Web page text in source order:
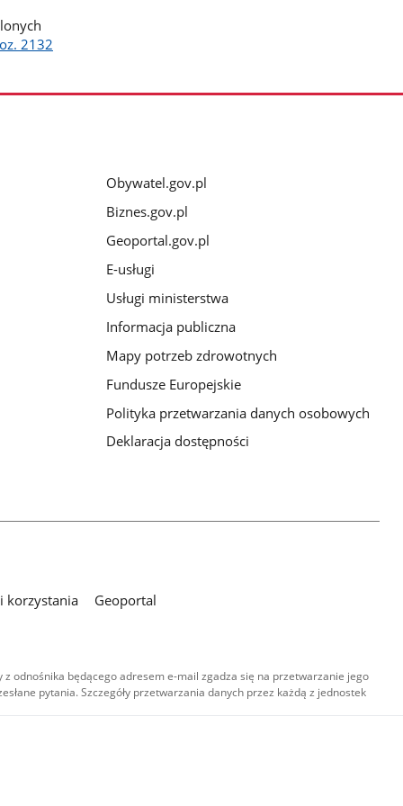
2132
Obywatel.gov.pl
Biznes.gov.pl
Geoportal.gov.pl
E-usługi
Usługi ministerstwa
Informacja publiczna
Mapy potrzeb zdrowotnych
Fundusze Europejskie
Polityka przetwarzania danych osobowych
Deklaracja dostępności
korzystania Geoportal
odnośnika będącego adresem e-mail zgadza się na przetwarzanie jego
pytania. Szczegóły przetwarzania danych przez każdą z jednostek